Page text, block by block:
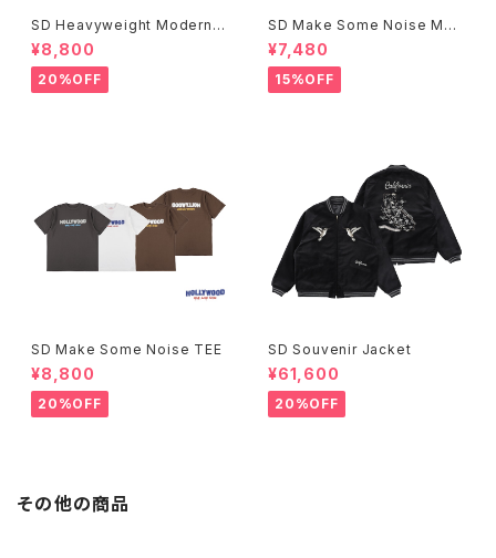
SD Heavyweight Modern T
wist Signs Logo T
¥8,800
20%OFF
SD Make Some Noise Mes
h Cap
¥7,480
15%OFF
SD Make Some Noise TEE
¥8,800
20%OFF
SD Souvenir Jacket
¥61,600
20%OFF
その他の商品